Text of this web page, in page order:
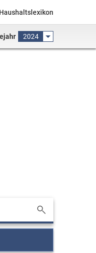
Haushaltslexikon
2024